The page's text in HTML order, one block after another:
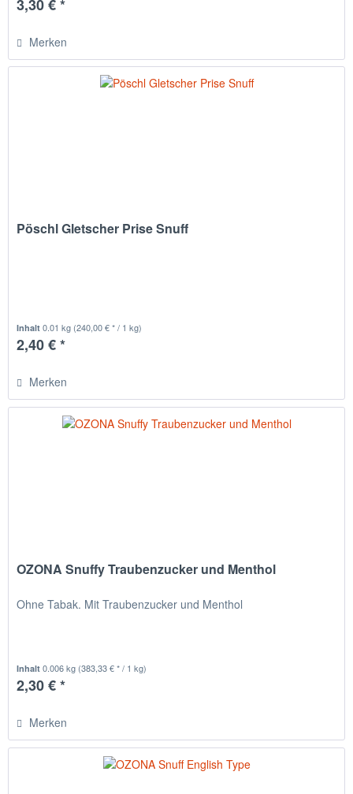
3,30 € *
Merken
Pöschl Gletscher Prise Snuff
Inhalt0.01 kg (240,00 € * / 1 kg)
2,40 € *
Merken
OZONA Snuffy Traubenzucker und Menthol
Ohne Tabak. Mit Traubenzucker und Menthol
Inhalt0.006 kg (383,33 € * / 1 kg)
2,30 € *
Merken